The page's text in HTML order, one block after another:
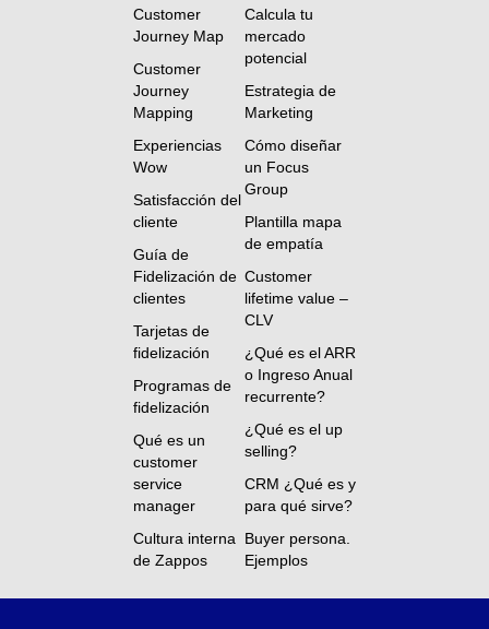
Customer
Journey Map
Customer
Journey
Mapping
Experiencias
Wow
Satisfacción del
cliente
Guía de
Fidelización de
clientes
Tarjetas de
fidelización
Programas de
fidelización
Qué es un
customer
service
manager
Cultura interna
de Zappos
Calcula tu
mercado
potencial
Estrategia de
Marketing
Cómo diseñar
un Focus
Group
Plantilla mapa
de empatía
Customer
lifetime value –
CLV
¿Qué es el ARR
o Ingreso Anual
recurrente?
¿Qué es el up
selling?
CRM ¿Qué es y
para qué sirve?
Buyer persona.
Ejemplos